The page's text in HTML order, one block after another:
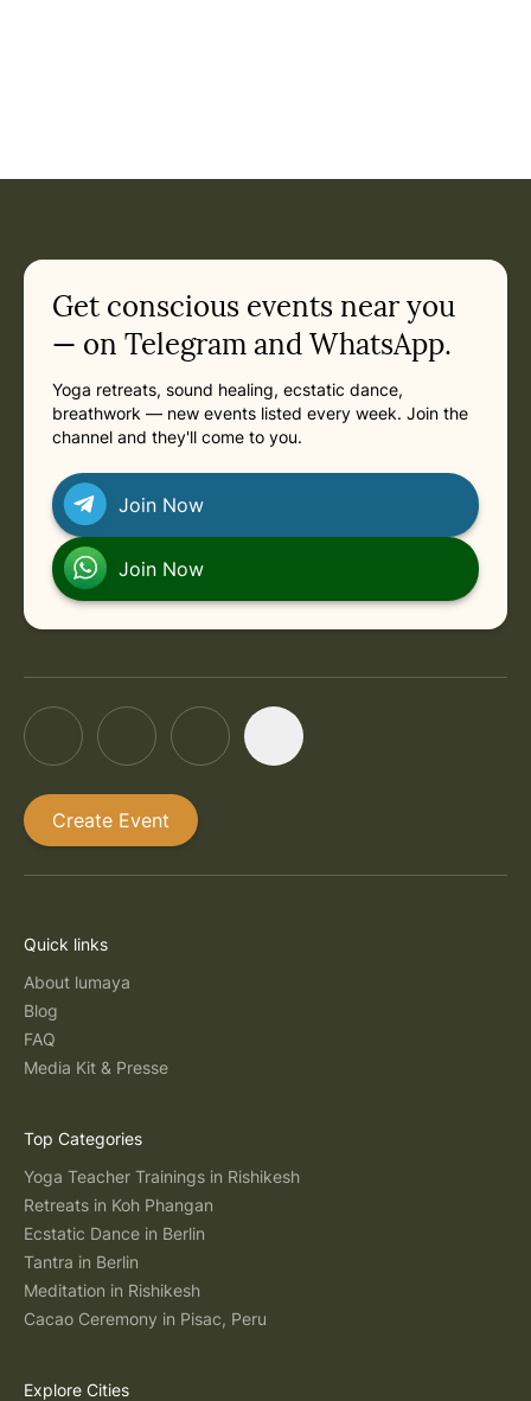
Get conscious events near you
— on Telegram and WhatsApp.
Yoga retreats, sound healing, ecstatic dance,
breathwork — new events listed every week. Join the
channel and they'll come to you.
Join Now
Join Now
Create Event
Quick links
About lumaya
Blog
FAQ
Media Kit & Presse
Top Categories
Yoga Teacher Trainings in Rishikesh
Retreats in Koh Phangan
Ecstatic Dance in Berlin
Tantra in Berlin
Meditation in Rishikesh
Cacao Ceremony in Pisac, Peru
Explore Cities